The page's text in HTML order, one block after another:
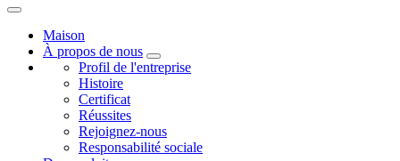
Maison
À propos de nous
Profil de l'entreprise
Histoire
Certificat
Réussites
Rejoignez-nous
Responsabilité sociale